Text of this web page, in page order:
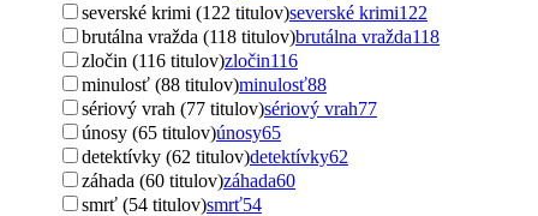
severské krimi (122 titulov)severské krimi122
brutálna vražda (118 titulov)brutálna vražda118
zločin (116 titulov)zločin116
minulosť (88 titulov)minulosť88
sériový vrah (77 titulov)sériový vrah77
únosy (65 titulov)únosy65
detektívky (62 titulov)detektívky62
záhada (60 titulov)záhada60
smrť (54 titulov)smrť54